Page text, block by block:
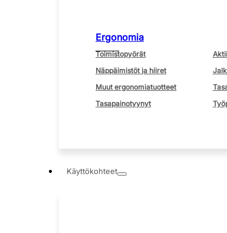
Ergonomia
Toimistopyörät
Näppäimistöt ja hiiret
Muut ergonomiatuotteet
Tasapainotyynyt
Käyttökohteet